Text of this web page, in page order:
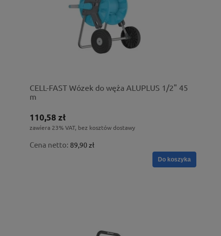
CELL-FAST Wózek do węża ALUPLUS 1/2" 45
m
110,58 zł
zawiera 23% VAT, bez kosztów dostawy
Cena netto: 89,90 zł
Do koszyka